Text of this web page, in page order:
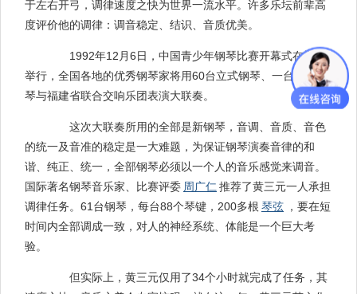
于左右开弓，调律速度之快为世界一流水平。许多乐坛前辈高
度评价他的调律：调音稳定、结识、音质优美。
1992年12月6日，中国青少年钢琴比赛开幕式在福州
举行，全国各地的优秀钢琴家将用60台立式钢琴、一台卧式钢
琴与福建省联合交响乐团表演大联奏。
这次大联奏所用的全部是新钢琴，音调、音质、音色
的统一及音准的稳定是一大难题，为保证钢琴演奏音律的和
谐、纯正、统一，全部钢琴必须以一个人的音乐感觉来调音。
国际著名钢琴音乐家、比赛评委 周广仁 推荐了黄三元一人承担
调律任务。61台钢琴，每台88个琴键，200多根 琴弦 ，要在短
时间内全部调成一致，对人的神经系统、体能是一个巨大考
验。
但实际上，黄三元仅用了34个小时就完成了任务，其